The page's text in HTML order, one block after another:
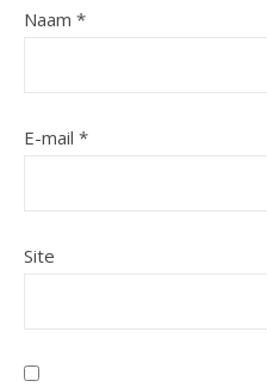
Naam *
E-mail *
Site